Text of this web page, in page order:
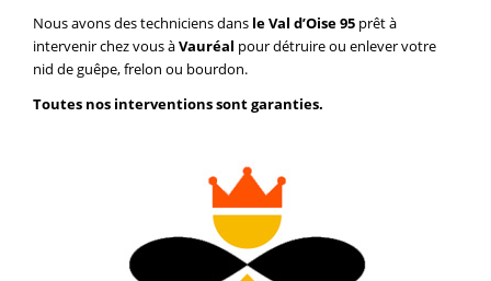
Nous avons des techniciens dans le Val d’Oise 95 prêt à
intervenir chez vous àVauréal pour détruire ou enlever votre
nid de guêpe, frelon ou bourdon.
Toutes nos interventions sont garanties.